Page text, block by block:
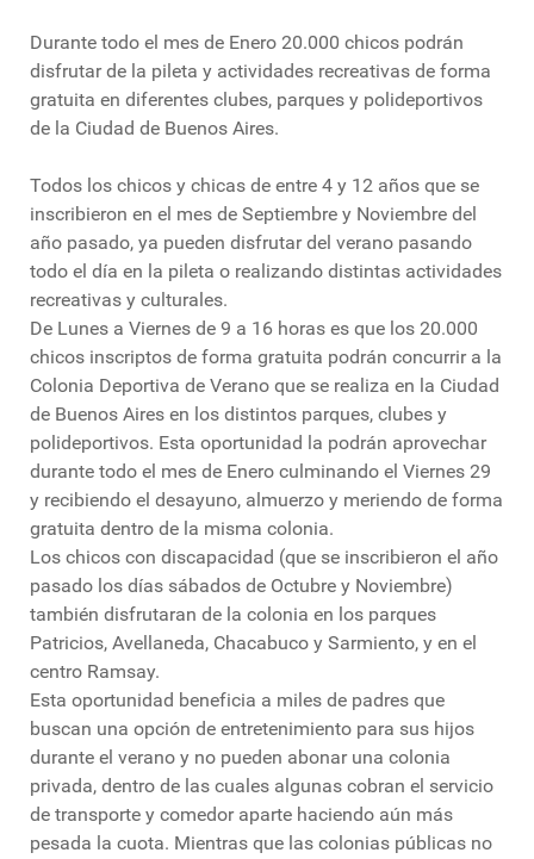
Durante todo el mes de Enero 20.000 chicos podrán
disfrutar de la pileta y actividades recreativas de forma
gratuita en diferentes clubes, parques y polideportivos
de la Ciudad de Buenos Aires.
Todos los chicos y chicas de entre 4 y 12 años que se
inscribieron en el mes de Septiembre y Noviembre del
año pasado, ya pueden disfrutar del verano pasando
todo el día en la pileta o realizando distintas actividades
recreativas y culturales.
De Lunes a Viernes de 9 a 16 horas es que los 20.000
chicos inscriptos de forma gratuita podrán concurrir a la
Colonia Deportiva de Verano que se realiza en la Ciudad
de Buenos Aires en los distintos parques, clubes y
polideportivos. Esta oportunidad la podrán aprovechar
durante todo el mes de Enero culminando el Viernes 29
y recibiendo el desayuno, almuerzo y meriendo de forma
gratuita dentro de la misma colonia.
Los chicos con discapacidad (que se inscribieron el año
pasado los días sábados de Octubre y Noviembre)
también disfrutaran de la colonia en los parques
Patricios, Avellaneda, Chacabuco y Sarmiento, y en el
centro Ramsay.
Esta oportunidad beneficia a miles de padres que
buscan una opción de entretenimiento para sus hijos
durante el verano y no pueden abonar una colonia
privada, dentro de las cuales algunas cobran el servicio
de transporte y comedor aparte haciendo aún más
pesada la cuota. Mientras que las colonias públicas no